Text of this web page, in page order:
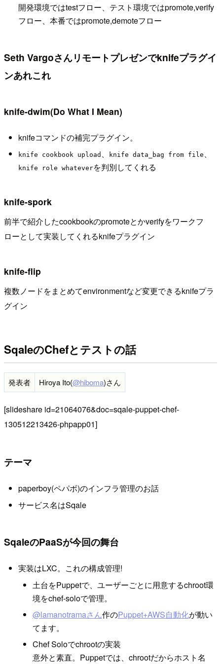
開発環境ではtestフロー、テスト環境ではpromote,verify
フロー、本番ではpromote,demoteフロー
Seth Vargoさんリモートプレゼンでknifeプラグイ
ンあれこれ
knife-dwim(Do What I Mean)
knifeコマンドの補完プラグイン。
knife cookbook upload 、 knife data_bag from file 、
knife role whateverを判別してくれる
knife-spork
前半で紹介したcookbookのpromoteとかverifyをワークフ
ローとして実装してくれるknifeプラグイン
knife-flip
複数ノードをまとめてenvironmentなど変更できるknifeプラ
グイン
SqaleのChefとテストの話
発表者 Hiroya Ito(@hiboma)さん
[slideshare id=21064076&doc=sqale-puppet-chef-
130512213426-phpapp01]
テーマ
paperboy(ペパボ)のインフラ管理のお話
サービス名はSqale
SqaleのPaaSが今回の舞台
実装はLXC。これの構成管理!
土台をPuppetで、ユーザーごとに用意するchroot環
境をchef-soloで管理。
@lamanotramaさん作のPuppet+AWS自動化が動い
てます。
Chef Soloでchrootの実装
意外と素直。Puppetでは、chrootだからホスト名